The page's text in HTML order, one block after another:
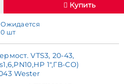
Купить
Ожидается
0 шт
VTS3, 20-43,
1",ГВ-СО)
Wester